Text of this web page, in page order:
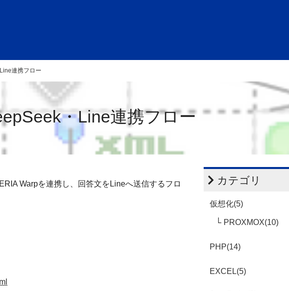
連携フロー
・Line連携フロー
Warpを連携し、回答文を Lineへ送信するフロ
カテゴリ
仮想化(5)
PROXMOX(10)
PHP(14)
EXCEL(5)